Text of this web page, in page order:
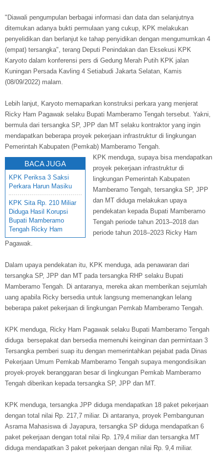
"Diawali pengumpulan berbagai informasi dan data dan selanjutnya
ditemukan adanya bukti permulaan yang cukup, KPK melakukan
penyelidikan dan berlanjut ke tahap penyidikan dengan mengumumkan 4
(empat) tersangka", terang Deputi Penindakan dan Eksekusi KPK
Karyoto dalam konferensi pers di Gedung Merah Putih KPK jalan
Kuningan Persada Kavling 4 Setiabudi Jakarta Selatan, Kamis
(08/09/2022) malam.
Lebih lanjut, Karyoto memaparkan konstruksi perkara yang menjerat
Ricky Ham Pagawak selaku Bupati Mamberamo Tengah tersebut. Yakni,
bermula dari tersangka SP, JPP dan MT selaku kontraktor yang ingin
mendapatkan beberapa proyek pekerjaan infrastruktur di lingkungan
Pemerintah Kabupaten (Pemkab) Mamberamo Tengah.
BACA JUGA
KPK Periksa 3 Saksi
Perkara Harun Masiku
KPK Sita Rp. 210 Miliar
Diduga Hasil Korupsi
Bupati Mamberamo
Tengah Ricky Ham
KPK menduga, supaya bisa mendapatkan
proyek pekerjaan infrastruktur di
lingkungan Pemerintah Kabupaten
Mamberamo Tengah, tersangka SP, JPP
dan MT diduga melakukan upaya
pendekatan kepada Bupati Mamberamo
Tengah periode tahun 2013–2018 dan
periode tahun 2018–2023 Ricky Ham
Pagawak.
Dalam upaya pendekatan itu, KPK menduga, ada penawaran dari
tersangka SP, JPP dan MT pada tersangka RHP selaku Bupati
Mamberamo Tengah. Di antaranya, mereka akan memberikan sejumlah
uang apabila Ricky bersedia untuk langsung memenangkan lelang
beberapa paket pekerjaan di lingkungan Pemkab Mamberamo Tengah.
KPK menduga, Ricky Ham Pagawak selaku Bupati Mamberamo Tengah
diduga bersepakat dan bersedia memenuhi keinginan dan permintaan 3
Tersangka pemberi suap itu dengan memerintahkan pejabat pada Dinas
Pekerjaan Umum Pemkab Mamberamo Tengah supaya mengondisikan
proyek-proyek beranggaran besar di lingkungan Pemkab Mamberamo
Tengah diberikan kepada tersangka SP, JPP dan MT.
KPK menduga, tersangka JPP diduga mendapatkan 18 paket pekerjaan
dengan total nilai Rp. 217,7 miliar. Di antaranya, proyek Pembangunan
Asrama Mahasiswa di Jayapura, tersangka SP diduga mendapatkan 6
paket pekerjaan dengan total nilai Rp. 179,4 miliar dan tersangka MT
diduga mendapatkan 3 paket pekerjaan dengan nilai Rp. 9,4 miliar.